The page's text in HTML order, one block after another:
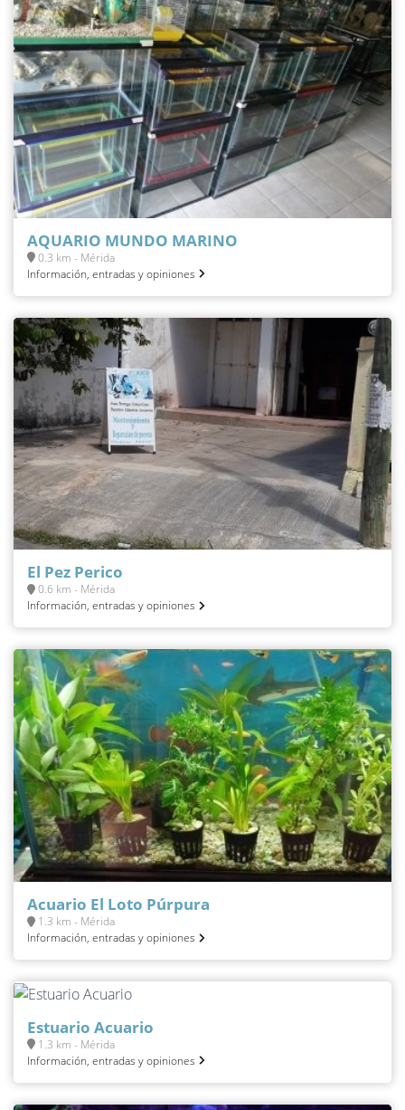
AQUARIO MUNDO MARINO
0.3 km - Mérida
Información, entradas y opiniones
El Pez Perico
0.6 km - Mérida
Información, entradas y opiniones
Acuario El Loto Púrpura
1.3 km - Mérida
Información, entradas y opiniones
Estuario Acuario
1.3 km - Mérida
Información, entradas y opiniones